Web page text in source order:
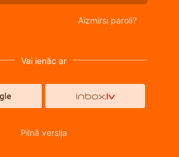
Aizmirsi paroli?
Vai ienāc ar
Pilnā versija